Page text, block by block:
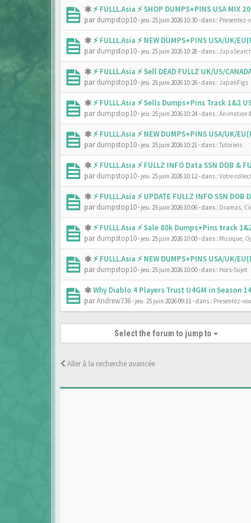
⚡ FULLL.Asia ⚡ SHOP DUMPS+PINS USA MIX
pardumpstop10- jeu. 25 juin 2026 10:30- dans : Presentez-
⚡ FULLL.Asia ⚡ NEW DUMPS+PINS USA/UK/
pardumpstop10- jeu. 25 juin 2026 10:28 - dans : JapaSearch
⚡ FULLL.Asia ⚡ Sell DEAD FULLZ UK/US/
pardumpstop10- jeu. 25 juin 2026 10:26- dans : JapanFigs
⚡ FULLL.Asia ⚡ Sells Dumps+Pins Track 1&2
pardumpstop10- jeu. 25 juin 2026 10:24- dans : Animation
⚡ FULLL.Asia ⚡ NEW DUMPS+PINS USA/UK/
pardumpstop10- jeu. 25 juin 2026 10:21- dans : Tutoriels
⚡ FULLL.Asia ⚡ FULLZ INFO Data SSN DOB
pardumpstop10- jeu. 25 juin 2026 10:12- dans : Votre
⚡ FULLL.Asia ⚡ UPDATE FULLZ INFO SSN
pardumpstop10- jeu. 25 juin 2026 10:06- dans : Dramas,
⚡ FULLL.Asia ⚡ Sale 80k Dumps+Pins track
pardumpstop10- jeu. 25 juin 2026 10:00- dans : Musique,
⚡ FULLL.Asia ⚡ NEW DUMPS+PINS USA/UK/
pardumpstop10- jeu. 25 juin 2026 10:00- dans : Hors-Sujet
Why Diablo 4 Players Trust U4GM in Season 14
parAndrew736- jeu. 25 juin 2026 09:11- dans : Presentez-
Select the forum to jump to
Aller à la recherche avancée